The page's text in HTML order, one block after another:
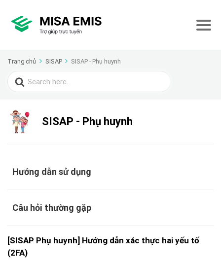
Trang chủ SISAP SISAP - Phụ huynh
Search
for:
SISAP - Phụ huynh
Hướng dẫn sử dụng
Câu hỏi thường gặp
[SISAP Phụ huynh] Hướng dẫn xác thực hai yếu tố
(2FA)